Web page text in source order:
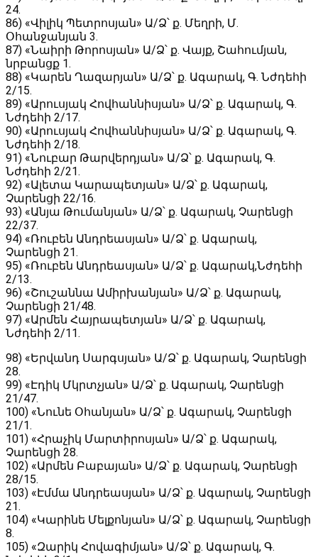
24.
86) «Վիլիկ Պետրոսյան» Ա/Ձ՝ ք. Մեղրի, Մ.
Օհանջանյան 3.
87) «Նաիրի Թորոսյան» Ա/Ձ՝ ք. Վայք, Շահումյան,
նրբանցք 1.
88) «Կարեն Ղազարյան» Ա/Ձ՝ ք․ Ագարակ, Գ․ Նժդեհի
2/15.
89) «Արուսյակ Հովհաննիսյան» Ա/Ձ՝ ք․ Ագարակ, Գ․
Նժդեհի 2/17.
90) «Արուսյակ Հովհաննիսյան» Ա/Ձ՝ ք․ Ագարակ, Գ․
Նժդեհի 2/18.
91) «Նուբար Թարվերդյան» Ա/Ձ՝ ք․ Ագարակ, Գ․
Նժդեհի 2/21.
92) «Ալետա Կարապետյան» Ա/Ձ՝ ք․ Ագարակ,
Չարենցի 22/16.
93) «Անյա Թումանյան» Ա/Ձ՝ ք․ Ագարակ, Չարենցի
22/37.
94) «Ռուբեն Անդրեասյան» Ա/Ձ՝ ք․ Ագարակ,
Չարենցի 21.
95) «Ռուբեն Անդրեասյան» Ա/Ձ՝ ք․ Ագարակ,Նժդեհի
2/13.
96) «Շուշաննա Ամիրխանյան» Ա/Ձ՝ ք․ Ագարակ,
Չարենցի 21/48.
97) «Արմեն Հայրապետյան» Ա/Ձ՝ ք․ Ագարակ,
Նժդեհի 2/11.
98) «Երվանդ Սարգսյան» Ա/Ձ՝ ք․ Ագարակ, Չարենցի
28.
99) «Էդիկ Մկրտչյան» Ա/Ձ՝ ք․ Ագարակ, Չարենցի
21/47.
100) «Նունե Օհանյան» Ա/Ձ՝ ք․ Ագարակ, Չարենցի
21/1.
101) «Հրաչիկ Մարտիրոսյան» Ա/Ձ՝ ք․ Ագարակ,
Չարենցի 28.
102) «Արմեն Բաբայան» Ա/Ձ՝ ք․ Ագարակ, Չարենցի
28/15.
103) «Էմմա Անդրեասյան» Ա/Ձ՝ ք․ Ագարակ, Չարենցի
21.
104) «Կարինե Մելքոնյան» Ա/Ձ՝ ք․ Ագարակ, Չարենցի
8.
105) «Զարիկ Հովագիմյան» Ա/Ձ՝ ք․ Ագարակ, Գ․